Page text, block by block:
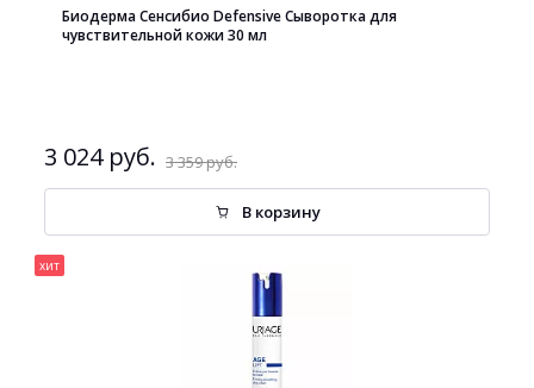
Биодерма Сенсибио Defensive Сыворотка для
чувствительной кожи 30 мл
3 024 руб. 3 359 руб.
В корзину
хит